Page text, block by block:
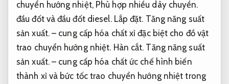
chuyển hướng nhiệt, Phù hợp nhiều dây chuyền.
đầu đốt và đầu đốt diesel. Lắp đặt. Tăng năng suất
sản xuất.– cung cấp hóa chất xỉ đặc biệt cho đồ vật
trao chuyển hướng nhiệt. Hàn cắt. Tăng năng suất
sản xuất.– cung cấp hóa chất ức chế hình biến
thành xỉ và bức tốc trao chuyển hướng nhiệt trong